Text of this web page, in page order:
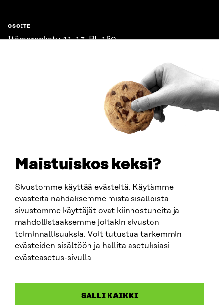
Maistuiskos keksi?
Sivustomme käyttää evästeitä. Käytämme
evästeitä nähdäksemme mistä sisällöistä
sivustomme käyttäjät ovat kiinnostuneita ja
mahdollistaaksemme joitakin sivuston
toiminnallisuuksia. Voit tutustua tarkemmin
evästeiden sisältöön ja hallita asetuksiasi
evästeasetus-sivulla
SALLI KAIKKI
OSOITE
Itämerenkatu 11-13, PL 160,
SITRA SOSIAALISESSA MEDIASSA
LinkedIn
Instagram
YouTube